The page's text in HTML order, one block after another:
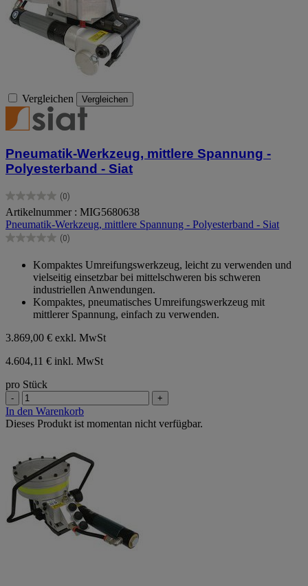
Vergleichen Vergleichen
Pneumatik-Werkzeug, mittlere Spannung -
Polyesterband - Siat
(0)
0.0
von
5
Sternen.
Artikelnummer : MIG5680638
Pneumatik-Werkzeug, mittlere Spannung - Polyesterband - Siat
(0)
0.0
Sternen.
Kompaktes Umreifungswerkzeug, leicht zu verwenden und
vielseitig einsetzbar bei mittelschweren bis schweren
industriellen Anwendungen.
Kompaktes, pneumatisches Umreifungswerkzeug mit
mittlerer Spannung, einfach zu verwenden.
3.869,00 € exkl. MwSt
4.604,11 € inkl. MwSt
pro Stück
- +
In den Warenkorb
Dieses Produkt ist momentan nicht verfügbar.